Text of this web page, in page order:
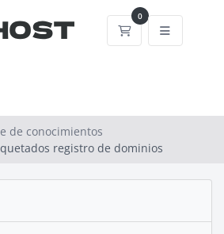
0
Carrito
de conocimientos
registro de dominios